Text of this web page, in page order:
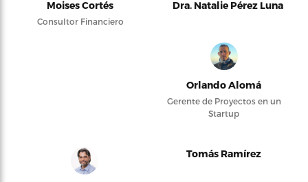
Moises Cortés
Consultor Financiero
Dra. Natalie Pérez Luna
Orlando Alomá
Gerente de Proyectos en un
Startup
Tomás Ramírez